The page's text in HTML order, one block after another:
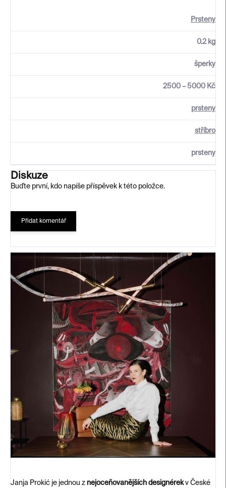
Prsteny
0.2 kg
šperky
2500 – 5000 Kč
prsteny
stříbro
prsteny
Diskuze
Buďte první, kdo napíše příspěvek k této položce.
Přidat komentář
Janja Prokić je jednou z nejoceňovanějších designérekv České